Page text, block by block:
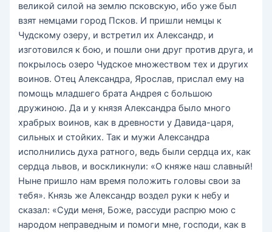
великой силой на землю псковскую, ибо уже был
взят немцами город Псков. И пришли немцы к
Чудскому озеру, и встретил их Александр, и
изготовился к бою, и пошли они друг против друга, и
покрылось озеро Чудское множеством тех и других
воинов. Отец Александра, Ярослав, прислал ему на
помощь младшего брата Андрея с большою
дружиною. Да и у князя Александра было много
храбрых воинов, как в древности у Давида-царя,
сильных и стойких. Так и мужи Александра
исполнились духа ратного, ведь были сердца их, как
сердца львов, и воскликнули: «О княже наш славный!
Ныне пришло нам время положить головы свои за
тебя». Князь же Александр воздел руки к небу и
сказал: «Суди меня, Боже, рассуди распрю мою с
народом неправедным и помоги мне, господи, как в